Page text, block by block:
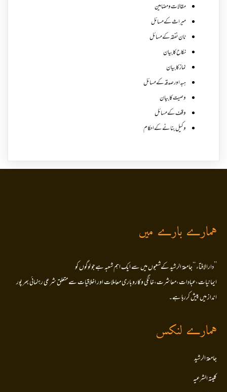
مقالات ومضامین
میراث کے مسائل
نان نفقہ کے مسائل
نکاح کا بیان
نماز کا بیان
ہبہ اور صدقہ کے مسائل
وصیت کا بیان
وقف کے مسائل
وکیل بنانے کے احکام
ہمارے بارے میں
’’دارالافتاء ‘‘جامعۃ الرشید کےشعبوں میں سے ایک اہم شعبہ ہے جو لوگوں کو
ایمانیات،عبادات،معاشرت،خانگی وکاروباری معاملات اور اخلاقیات سے متعلق شرعی رہنمائی بھر پور
انداز میں پیش کررہا ہے۔
ہمارے لنکس
جامعۃ الرشید
کلیتہ الشرعیہ